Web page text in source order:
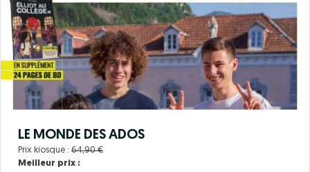
LE MONDE DES ADOS
Prix kiosque : 64,90 €
Meilleur prix :